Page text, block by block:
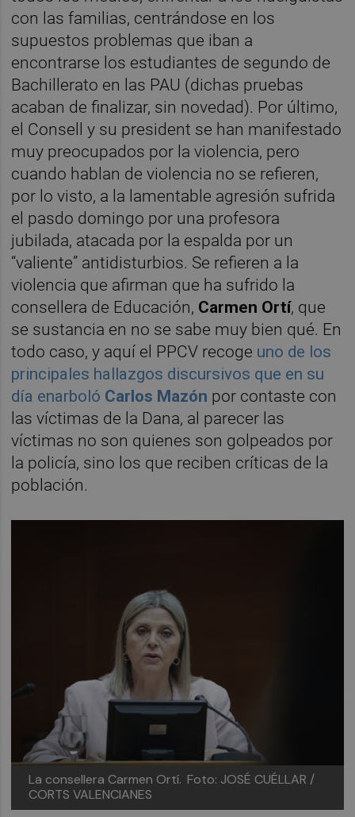
con las familias, centrándose en los
supuestos problemas que iban a
encontrarse los estudiantes de segundo de
Bachillerato en las PAU (dichas pruebas
acaban de finalizar, sin novedad). Por último,
el Consell y su president se han manifestado
muy preocupados por la violencia, pero
cuando hablan de violencia no se refieren,
por lo visto, a la lamentable agresión sufrida
el pasdo domingo por una profesora
jubilada, atacada por la espalda por un
“valiente” antidisturbios. Se refieren a la
violencia que afirman que ha sufrido la
consellera de Educación, Carmen Ortí, que
se sustancia en no se sabe muy bien qué. En
todo caso, y aquí el PPCV recoge uno de los
principales hallazgos discursivos que en su
día enarboló Carlos Mazón por contaste con
las víctimas de la Dana, al parecer las
víctimas no son quienes son golpeados por
la policía, sino los que reciben críticas de la
población.
La consellera Carmen Ortí. Foto: JOSÉ CUÉLLAR /
CORTS VALENCIANES